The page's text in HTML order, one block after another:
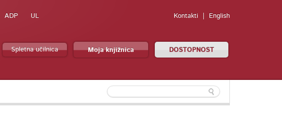
ADP UL Kontakti English
Spletna učilnica Moja knjižnica DOSTOPNOST